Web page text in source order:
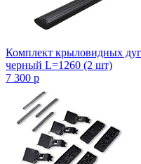
Комплект крыловидных
черный L=1260 (2 шт)
7 300 p